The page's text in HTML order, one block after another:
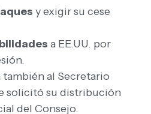
y exigir su cese
a EE.UU. por
al Secretario
solicitó su distribución
del Consejo.